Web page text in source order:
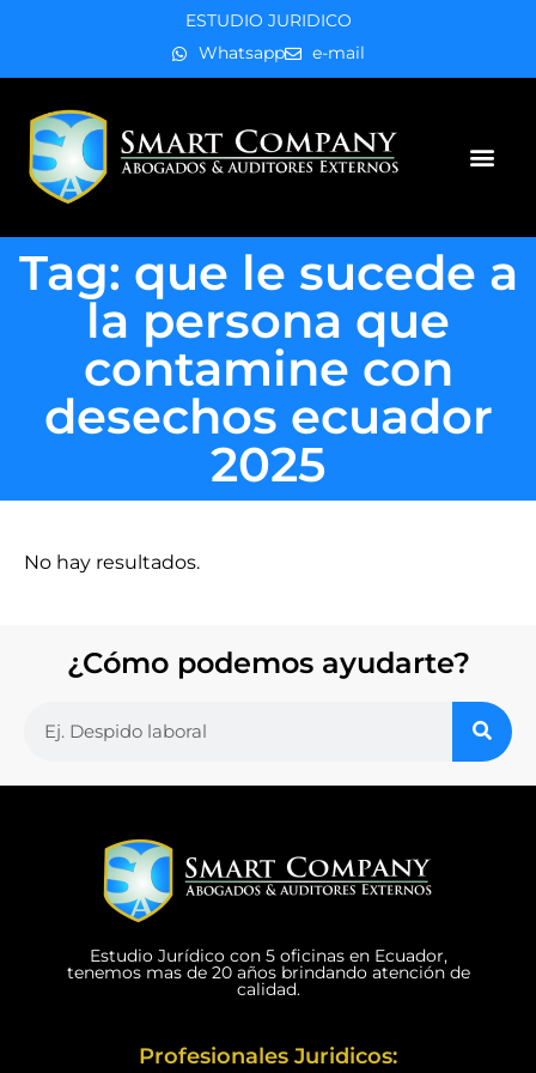
ESTUDIO JURIDICO
Whatsapp
e-mail
Tag: que le sucede a
la persona que
contamine con
desechos ecuador
2025
No hay resultados.
¿Cómo podemos ayudarte?
Estudio Jurídico con 5 oficinas en Ecuador,
tenemos mas de 20 años brindando atención de
calidad.
Profesionales Juridicos: